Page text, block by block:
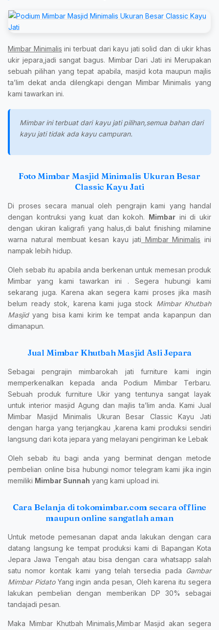
Mimbar Minimalis ini terbuat dari kayu jati solid dan di ukir khas
ukir jepara,jadi sangat bagus. Mimbar Dari Jati ini Merupakan
sebuah pilihan yang tepat apabila, masjid kota maupun majlis
ta’lim dekat anda dilengkapi dengan Mimbar Minimalis yang
kami tawarkan ini.
Mimbar ini terbuat dari kayu jati pilihan,semua bahan dari
kayu jati tidak ada kayu campuran.
Foto Mimbar Masjid Minimalis Ukuran Besar
Classic Kayu Jati
Di proses secara manual oleh pengrajin kami yang handal
dengan kontruksi yang kuat dan kokoh. Mimbar ini di ukir
dengan ukiran kaligrafi yang halus,di balut finishing milamine
warna natural membuat kesan kayu jati Mimbar Minimalis ini
nampak lebih hidup.
Oleh sebab itu apabila anda berkenan untuk memesan produk
Mimbar yang kami tawarkan ini . Segera hubungi kami
sekarang juga. Karena akan segera kami proses jika masih
belum ready stok, karena kami juga stock Mimbar Khutbah
Masjidyang bisa kami kirim ke tempat anda kapanpun dan
dimanapun.
Jual Mimbar Khutbah Masjid Asli Jepara
Sebagai pengrajin mimbarokah jati furniture kami ingin
memperkenalkan kepada anda Podium Mimbar Terbaru.
Sebuah produk furniture Ukir yang tentunya sangat layak
untuk interior masjid Agung dan majlis ta’lim anda. Kami Jual
Mimbar Masjid Minimalis Ukuran Besar Classic Kayu Jati
dengan harga yang terjangkau ,karena kami produksi sendiri
langsung dari kota jepara yang melayani pengiriman ke Lebak
Oleh sebab itu bagi anda yang berminat dengan metode
pembelian online bisa hubungi nomor telegram kami jika ingin
memiliki Mimbar Sunnah yang kami upload ini.
Cara Belanja di tokomimbar.com secara offline
maupun online sangatlah aman
Untuk metode pemesanan dapat anda lakukan dengan cara
datang langsung ke tempat produksi kami di Bapangan Kota
Jepara Jawa Tengah atau bisa dengan cara whatsapp salah
satu nomor kontak kami yang telah tersedia pada
Gambar
Mimbar PidatoYang ingin anda pesan, Oleh karena itu segera
lakukan pembelian dengan memberikan DP 30% sebagai
tandajadi pesan.
Maka Mimbar Khutbah Minimalis,Mimbar Masjid akan segera